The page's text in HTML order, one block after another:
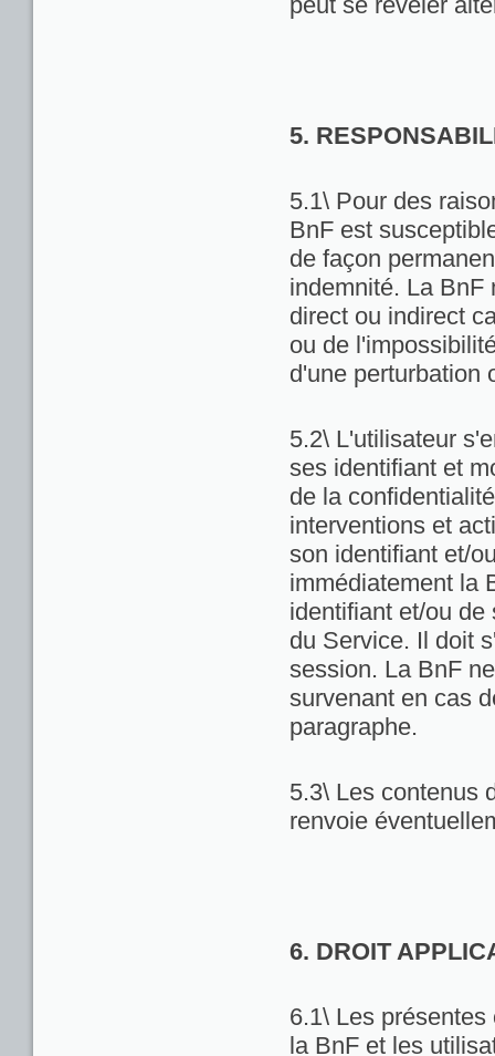
5.
5.1\ Pour des
BnF est
de façon
indemnité. La BnF
direct ou indirect
ou de
d'une perturbation
5.2\ L'utilisateur
ses identifiant et
de la
interventions et
son identifiant et/
immédiatement la
identifiant et/ou
du Service. Il doit
session. La BnF
survenant en cas
paragraphe.
5.3\ Les contenus
renvoie
6. DROIT
6.1\ Les
la BnF et les